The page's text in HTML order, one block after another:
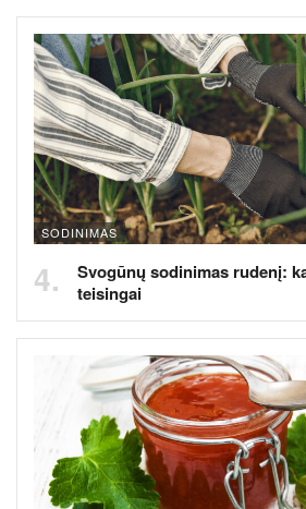
SODINIMAS
Svogūnų sodinimas rudenį:
teisingai